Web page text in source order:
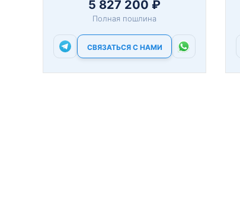
5 827 200 ₽
Полная пошлина
СВЯЗАТЬСЯ С НАМИ